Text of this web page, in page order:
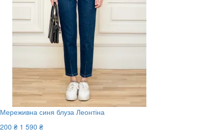
Мереживна синя блуза Леонтіна
200 ₴ 1 590 ₴